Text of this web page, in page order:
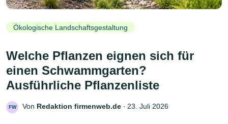
Ökologische Landschaftsgestaltung
Welche Pflanzen eignen sich für
einen Schwammgarten?
Ausführliche Pflanzenliste
FW Von Redaktion firmenweb.de ‧ 23. Juli 2026